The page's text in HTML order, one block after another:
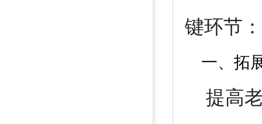
键环节：
一、拓
提高老